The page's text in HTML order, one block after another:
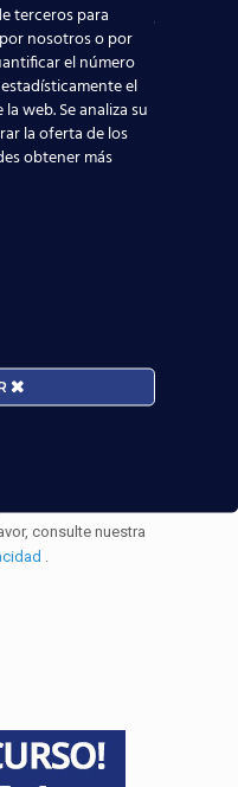
Privacidad
INSTITUTE S.L. le
consulte nuestra
.
terceros para
nosotros o por
el número
el
web. Se analiza su
la oferta de los
obtener más